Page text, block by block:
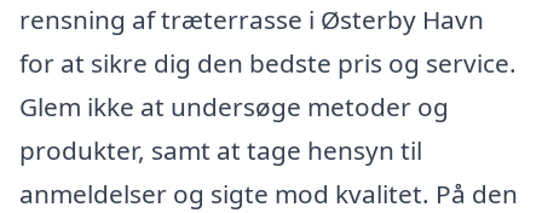
rensning af træterrasse i Østerby Havn
for at sikre dig den bedste pris og service.
Glem ikke at undersøge metoder og
produkter, samt at tage hensyn til
anmeldelser og sigte mod kvalitet. På den